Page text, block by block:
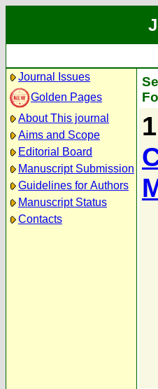
Journal Issues
Golden Pages
About This journal
Aims and Scope
Editorial Board
Manuscript Submission
Guidelines for Authors
Manuscript Status
Contacts